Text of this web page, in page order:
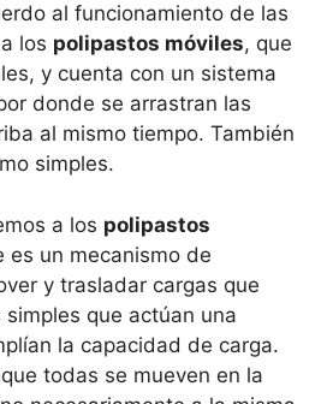
al funcionamiento de las
los polipastos móviles, que
y cuenta con un sistema
donde se arrastran las
al mismo tiempo. También
simples.
a los polipastos
es un mecanismo de
y trasladar cargas que
que actúan una
la capacidad de carga.
todas se mueven en la